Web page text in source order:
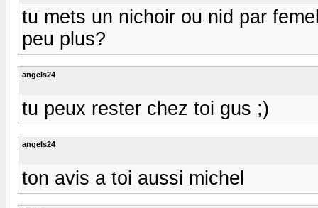
tu mets un nichoir ou nid par
peu plus?
angels24
tu peux rester chez toi gus ;)
angels24
ton avis a toi aussi michel